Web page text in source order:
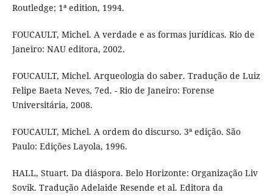
Routledge; 1ª edition, 1994.
FOUCAULT, Michel. A verdade e as formas jurídicas. Rio de
Janeiro: NAU editora, 2002.
FOUCAULT, Michel. Arqueologia do saber. Tradução de Luiz
Felipe Baeta Neves, 7ed. - Rio de Janeiro: Forense
Universitária, 2008.
FOUCAULT, Michel. A ordem do discurso. 3ª edição. São
Paulo: Edições Layola, 1996.
HALL, Stuart. Da diáspora. Belo Horizonte: Organização Liv
Sovik. Tradução Adelaide Resende et al. Editora da